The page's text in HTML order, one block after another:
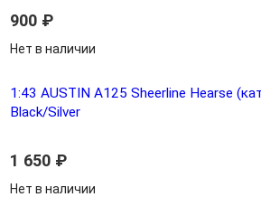
900 ₽
Нет в наличии
1:43 AUSTIN А125 Sheerline Hearse
Black/Silver
1 650 ₽
Нет в наличии